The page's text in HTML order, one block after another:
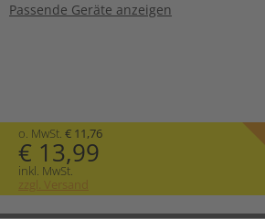
Passende Geräte anzeigen
o. MwSt. € 11,76
€ 13,99
inkl. MwSt.
zzgl. Versand